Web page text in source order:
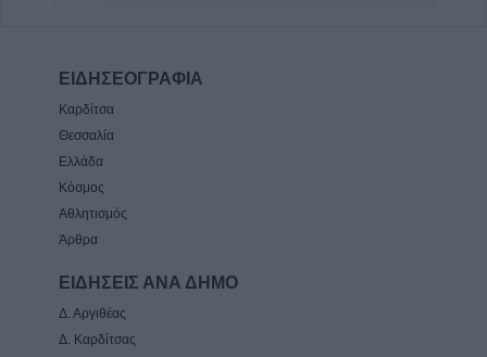
ΕΙΔΗΣΕΟΓΡΑΦΙΑ
Καρδίτσα
Θεσσαλία
Ελλάδα
Κόσμος
Αθλητισμός
Άρθρα
ΕΙΔΗΣΕΙΣ ΑΝΑ ΔΗΜΟ
Δ. Αργιθέας
Δ. Καρδίτσας